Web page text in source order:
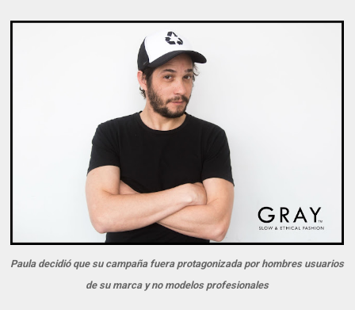
Paula decidió que su campaña fuera protagonizada por hombres usuarios
de su marca y no modelos profesionales